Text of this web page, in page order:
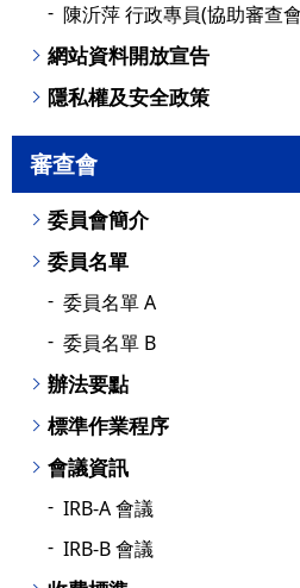
陳沂萍 行政專員(協助審查
網站資料開放宣告
隱私權及安全政策
審查會
委員會簡介
委員名單
委員名單 A
委員名單 B
辦法要點
標準作業程序
會議資訊
IRB-A 會議
IRB-B 會議